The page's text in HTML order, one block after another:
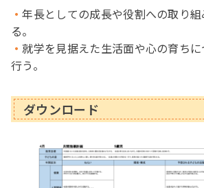
年長としての成長や役割への取り
る。
就学を見据えた生活面や心の育ち
行う。
ダウンロード